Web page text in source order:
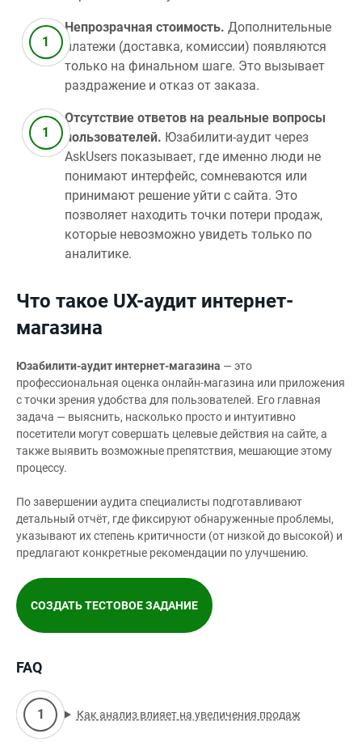
Непрозрачная стоимость. Дополнительные
платежи (доставка, комиссии) появляются
только на финальном шаге. Это вызывает
раздражение и отказ от заказа.
Отсутствие ответов на реальные вопросы
пользователей. Юзабилити‑аудит через
AskUsers показывает, где именно люди не
понимают интерфейс, сомневаются или
принимают решение уйти с сайта. Это
позволяет находить точки потери продаж,
которые невозможно увидеть только по
аналитике.
Что такое UX-аудит интернет-
магазина
Юзабилити-аудит интернет-магазина — это
профессиональная оценка онлайн-магазина или приложения
с точки зрения удобства для пользователей. Его главная
задача — выяснить, насколько просто и интуитивно
посетители могут совершать целевые действия на сайте, а
также выявить возможные препятствия, мешающие этому
процессу.
По завершении аудита специалисты подготавливают
детальный отчёт, где фиксируют обнаруженные проблемы,
указывают их степень критичности (от низкой до высокой) и
предлагают конкретные рекомендации по улучшению.
СОЗДАТЬ ТЕСТОВОЕ ЗАДАНИЕ
FAQ
Как анализ влияет на увеличения продаж